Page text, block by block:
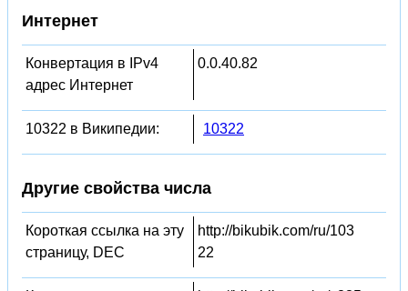
Интернет
Конвертация в IPv4
адрес Интернет
0.0.40.82
10322 в Википедии: 10322
Другие свойства числа
Короткая ссылка на эту
страницу, DEC
http://bikubik.com/ru/103
22